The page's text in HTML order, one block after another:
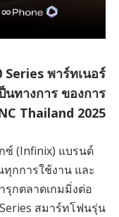
พาร์ทเนอร์
นทางการ ของการ
Thailand 2025
ซ์ (Infinix) แบรนด์
กการใช้งาน และ
กตลาดเกมมิ่งต่อ
สมาร์ทโฟนรุ่น